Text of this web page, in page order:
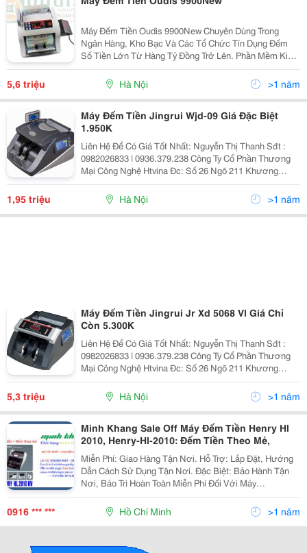
Máy Đếm Tiền Oudis 9900New Chuyên Dùng Trong
Ngân Hàng, Kho Bạc Và Các Tổ Chức Tín Dụng Đếm
Số Tiền Lớn Từ Hàng Tỷ Đồng Trở Lên. Phần Mềm Kiểm
Giả Mới Nhất Năm 2017, Khi Khởi Động Có Báo Năm
Sản Xuất Trên Màn Hình. - Khung Máy Làm Hoàn Toàn
Bằng...
5,6 triệu Hà Nội >1 năm
Máy Đếm Tiền Jingrui Wjd-09 Giá Đặc Biệt
1.950K
Liên Hệ Để Có Giá Tốt Nhất: Nguyễn Thị Thanh Sđt :
0982026833 | 0936.379.238 Công Ty Cổ Phần Thương
Mại Công Nghệ Htvina Đc: Số 26 Ngõ 211 Khương
Trung &Ndash; Thanh Xuân &Ndash; Hà Nội Yahoo
:Nguyenthanh6685 Website: Http://Sieuthiht.com
1,95 triệu Hà Nội >1 năm
Máy Đếm Tiền Jingrui Jr Xd 5068 Vl Giá Chỉ
Còn 5.300K
Liên Hệ Để Có Giá Tốt Nhất: Nguyễn Thị Thanh Sđt :
0982026833 | 0936.379.238 Công Ty Cổ Phần Thương
Mại Công Nghệ Htvina Đc: Số 26 Ngõ 211 Khương
Trung &Ndash; Thanh Xuân &Ndash; Hà Nội Yahoo
:Nguyenthanh6685 Website: Http://Sieuthiht.com
5,3 triệu Hà Nội >1 năm
Minh Khang Sale Off Máy Đếm Tiền Henry Hl
2010, Henry-Hl-2010: Đếm Tiền Theo Mẻ,
Miễn Phí: Giao Hàng Tận Nơi. Hỗ Trợ: Lắp Đặt, Hướng
Dẫn Cách Sử Dụng Tận Nơi. Đặc Biệt: Bảo Hành Tận
Nơi, Bảo Trì Hoàn Toàn Miễn Phí Đối Với Máy
Photocopy. @@@ Đại Siêu Thị Máy Văn Phòng @@@
@@@ Máy Đếm Tiền C
0916 *** *** Hồ Chí Minh >1 năm